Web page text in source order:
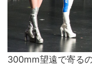
300mm望遠で寄る